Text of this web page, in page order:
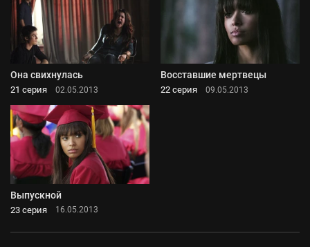
Она свихнулась
21 серия 02.05.2013
Восставшие мертвецы
22 серия 09.05.2013
Выпускной
23 серия 16.05.2013